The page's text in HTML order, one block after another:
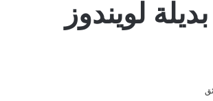
لويندوز